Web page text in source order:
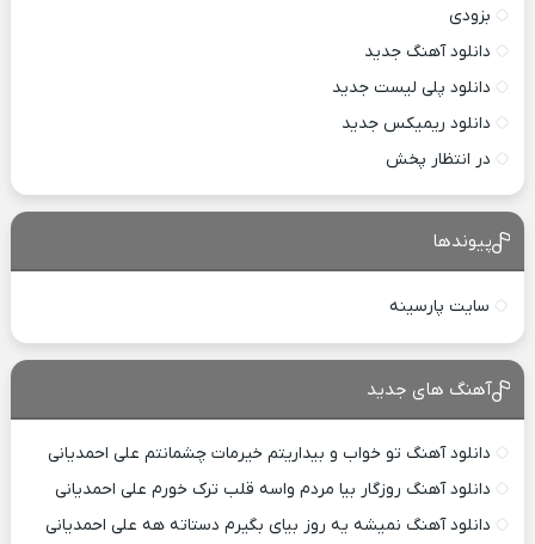
بزودی
دانلود آهنگ جدید
دانلود پلی لیست جدید
دانلود ریمیکس جدید
در انتظار پخش
پیوندها
سایت پارسینه
آهنگ های جدید
دانلود آهنگ تو خواب و بیداریتم خیرمات چشمانتم علی احمدیانی
دانلود آهنگ روزگار بیا مردم واسه قلب ترک خورم علی احمدیانی
دانلود آهنگ نمیشه یه روز بیای بگیرم دستاته هه علی احمدیانی